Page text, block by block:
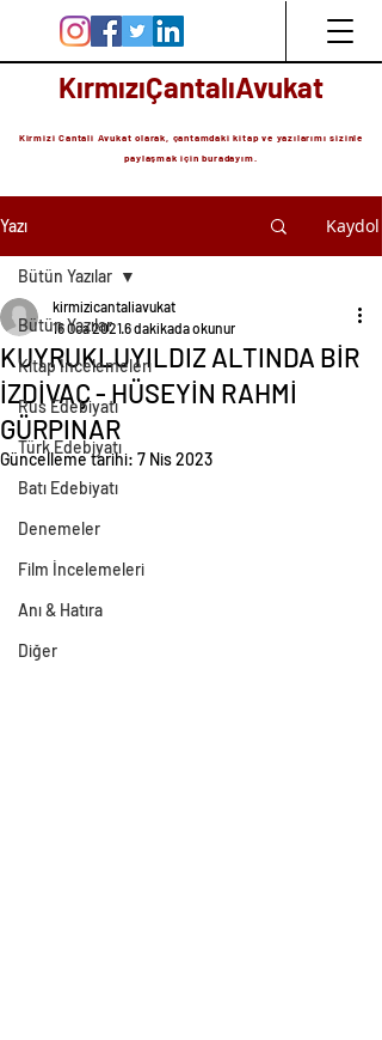
KırmızıÇantalıAvukat
Kirmizi Cantali Avukat olarak, çantamdaki kitap ve yazılarımı sizinle
paylaşmak için buradayım.
Yazı Kaydol
Bütün Yazılar
Kitap İncelemeleri
Rus Edebiyatı
Türk Edebiyatı
Batı Edebiyatı
Denemeler
Film İncelemeleri
Anı & Hatıra
Diğer
Bütün Yazılar
KUYRUKLUYILDIZ ALTINDA BİR
İZDİVAÇ - HÜSEYİN RAHMİ
GÜRPINAR
kirmizicantaliavukat
16 Oca 20216 dakikada okunur
Güncelleme tarihi: 7 Nis 2023